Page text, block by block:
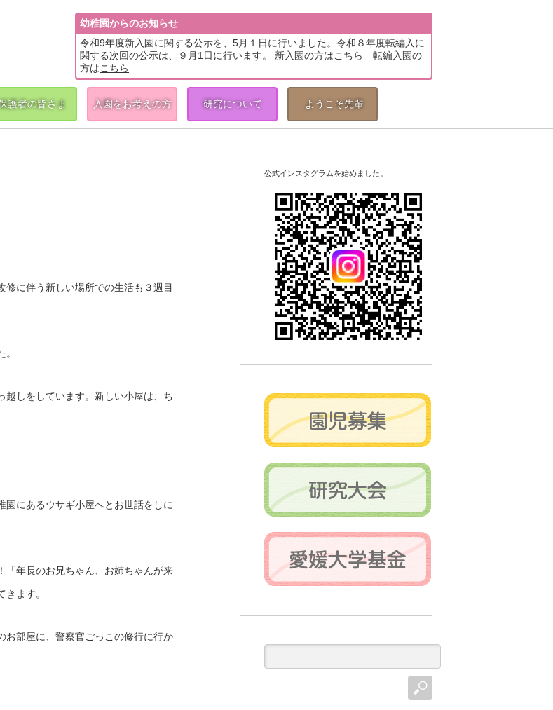
幼稚園からのお知らせ
令和9年度新入園に関する公示を、5月１日に行いました。令和８年度転編入に
関する次回の公示は、９月1日に行います。 新入園の方はこちら
転編入園の
方はこちら
護者の皆さま 入園をお考えの方 研究について ようこそ先輩
修に伴う新しい場所での生活も３週目
越しをしています。新しい小屋は、ち
にあるウサギ小屋へとお世話をしに
「年長のお兄ちゃん、お姉ちゃんが来
ます。
お部屋に、警察官ごっこの修行に行か
公式インスタグラムを始めました。